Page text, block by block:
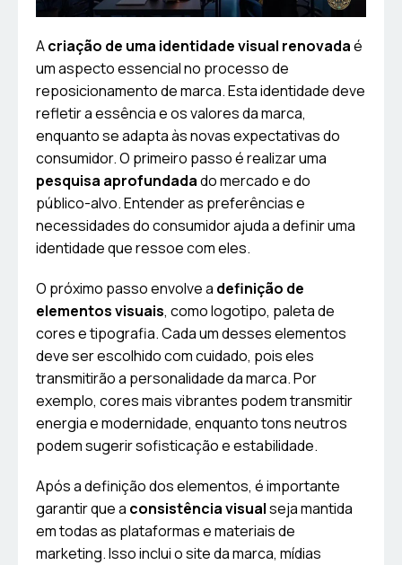
Acriação de uma identidade visual renovadaé
um aspecto essencial no processo de
reposicionamento de marca. Esta identidade deve
refletir a essência e os valores da marca,
enquanto se adapta às novas expectativas do
consumidor. O primeiro passo é realizar uma
pesquisa aprofundadado mercado e do
público-alvo. Entender as preferências e
necessidades do consumidor ajuda a definir uma
identidade que ressoe com eles.
O próximo passo envolve a definição de
elementos visuais, como logotipo, paleta de
cores e tipografia. Cada um desses elementos
deve ser escolhido com cuidado, pois eles
transmitirão a personalidade da marca. Por
exemplo, cores mais vibrantes podem transmitir
energia e modernidade, enquanto tons neutros
podem sugerir sofisticação e estabilidade.
Após a definição dos elementos, é importante
garantir que a consistência visualseja mantida
em todas as plataformas e materiais de
marketing. Isso inclui o site da marca, mídias